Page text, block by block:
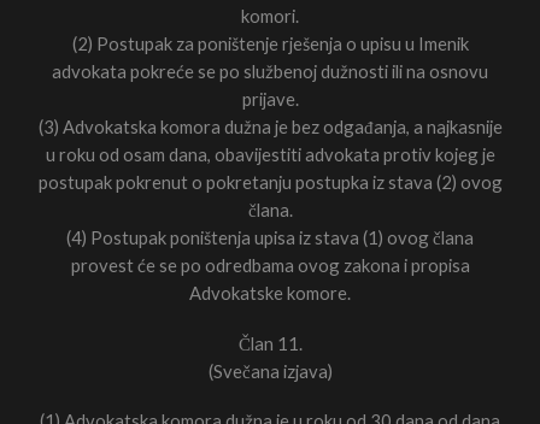
komori.
(2) Postupak za poništenje rješenja o upisu u Imenik
advokata pokreće se po službenoj dužnosti ili na osnovu
prijave.
(3) Advokatska komora dužna je bez odgađanja, a najkasnije
u roku od osam dana, obavijestiti advokata protiv kojeg je
postupak pokrenut o pokretanju postupka iz stava (2) ovog
člana.
(4) Postupak poništenja upisa iz stava (1) ovog člana
provest će se po odredbama ovog zakona i propisa
Advokatske komore.
Član 11.
(Svečana izjava)